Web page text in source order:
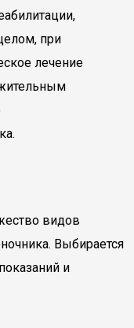
при
лечение
видов
Выбирается
и